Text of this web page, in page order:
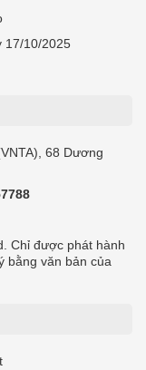
17/10/2025
68 Dương
Chỉ được phát hành
bằng văn bản của